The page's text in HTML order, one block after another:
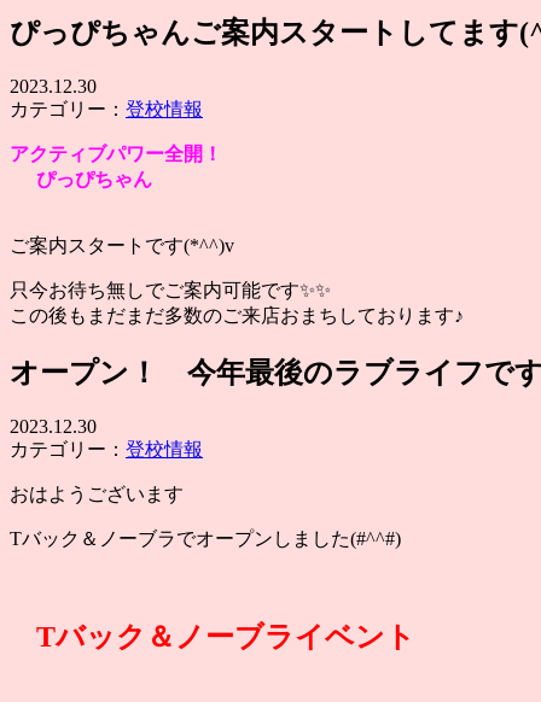
ぴっぴちゃんご案内スタートしてます
2023.12.30
カテゴリー： 登校情報
アクティブパワー全開！
ぴっぴちゃん
ご案内スタートです(*^^)v
只今お待ち無しでご案内可能です✨✨
この後もまだまだ多数のご来店おまちしております♪
オープン！ 今年最後のラブライフで
2023.12.30
カテゴリー： 登校情報
おはようございます
Tバック＆ノーブラでオープンしました(#^^#)
Tバック＆ノーブライベント